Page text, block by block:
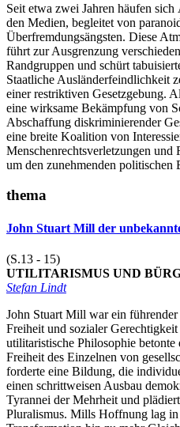
Seit etwa zwei Jahren häufen
den Medien, begleitet von
Überfremdungsängsten. Diese
führt zur Ausgrenzung
Randgruppen und schürt
Staatliche Ausländerfeindlichkeit
einer restriktiven Gesetzgebung.
eine wirksame Bekämpfung von
Abschaffung diskriminierender
eine breite Koalition von
Menschenrechtsverletzungen und
um den zunehmenden politischen
thema
John Stuart Mill der
(S.13 - 15)
UTILITARISMUS UND
Stefan Lindt
John Stuart Mill war ein
Freiheit und sozialer
utilitaristische Philosophie
Freiheit des Einzelnen von
forderte eine Bildung, die
einen schrittweisen Ausbau
Tyrannei der Mehrheit und
Pluralismus. Mills Hoffnung lag in